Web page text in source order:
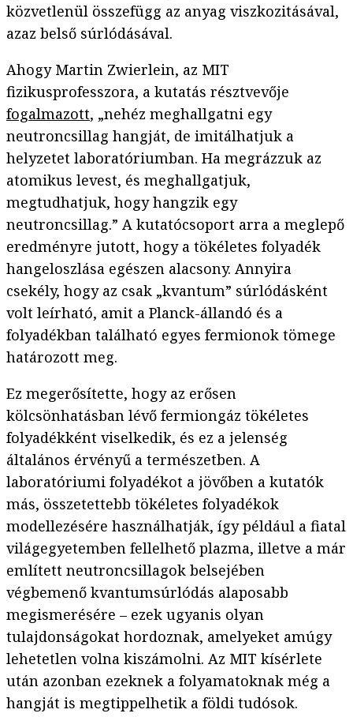
közvetlenül összefügg az anyag viszkozitásával,
azaz belső súrlódásával.
Ahogy Martin Zwierlein, az MIT
fizikusprofesszora, a kutatás résztvevője
fogalmazott, „nehéz meghallgatni egy
neutroncsillag hangját, de imitálhatjuk a
helyzetet laboratóriumban. Ha megrázzuk az
atomikus levest, és meghallgatjuk,
megtudhatjuk, hogy hangzik egy
neutroncsillag.” A kutatócsoport arra a meglepő
eredményre jutott, hogy a tökéletes folyadék
hangeloszlása egészen alacsony. Annyira
csekély, hogy az csak „kvantum” súrlódásként
volt leírható, amit a Planck-állandó és a
folyadékban található egyes fermionok tömege
határozott meg.
Ez megerősítette, hogy az erősen
kölcsönhatásban lévő fermiongáz tökéletes
folyadékként viselkedik, és ez a jelenség
általános érvényű a természetben. A
laboratóriumi folyadékot a jövőben a kutatók
más, összetettebb tökéletes folyadékok
modellezésére használhatják, így például a fiatal
világegyetemben fellelhető plazma, illetve a már
említett neutroncsillagok belsejében
végbemenő kvantumsúrlódás alaposabb
megismerésére – ezek ugyanis olyan
tulajdonságokat hordoznak, amelyeket amúgy
lehetetlen volna kiszámolni. Az MIT kísérlete
után azonban ezeknek a folyamatoknak még a
hangját is megtippelhetik a földi tudósok.